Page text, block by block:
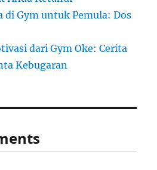
di Gym untuk Pemula: Dos
dari Gym Oke: Cerita
Kebugaran